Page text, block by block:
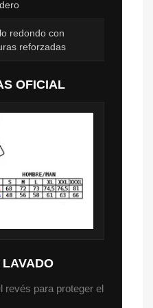
redondo con
reforzadas
OFICIAL
LAVADO
revés para proteger el